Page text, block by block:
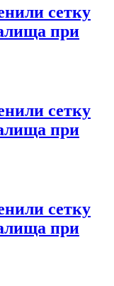
сетку
при
сетку
при
сетку
при